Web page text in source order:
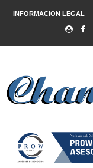
INFORMACION LEGAL